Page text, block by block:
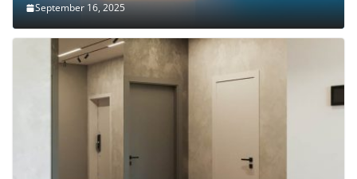
September 16, 2025